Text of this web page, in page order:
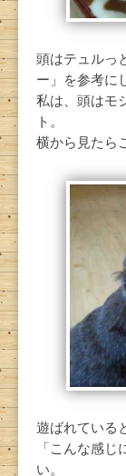
頭はテュルっ
ー」を参考に
私は、頭はモ
ト。
横から見たら
遊ばれている
「こんな感
い。